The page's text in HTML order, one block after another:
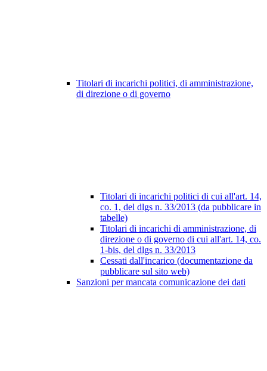
Titolari di incarichi politici, di amministrazione,
di direzione o di governo
Titolari di incarichi politici di cui all'art. 14,
co. 1, del dlgs n. 33/2013 (da pubblicare in
tabelle)
Titolari di incarichi di amministrazione, di
direzione o di governo di cui all'art. 14, co.
1-bis, del dlgs n. 33/2013
Cessati dall'incarico (documentazione da
pubblicare sul sito web)
Sanzioni per mancata comunicazione dei dati